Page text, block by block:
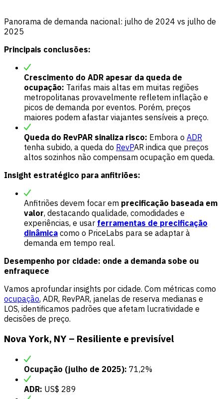
Panorama de demanda nacional: julho de 2024 vs julho de
2025
Principais conclusões:
Crescimento do ADR apesar da queda de
ocupação: Tarifas mais altas em muitas regiões
metropolitanas provavelmente refletem inflação e
picos de demanda por eventos. Porém, preços
maiores podem afastar viajantes sensíveis a preço.
Queda do RevPAR sinaliza risco: Embora o ADR
tenha subido, a queda do RevPAR indica que preços
altos sozinhos não compensam ocupação em queda.
Insight estratégico para anfitriões:
Anfitriões devem focar em precificação baseada em
valor, destacando qualidade, comodidades e
experiências, e usar ferramentas de precificação
dinâmica como o PriceLabs para se adaptar à
demanda em tempo real.
Desempenho por cidade: onde a demanda sobe ou
enfraquece
Vamos aprofundar insights por cidade. Com métricas como
ocupação, ADR, RevPAR, janelas de reserva medianas e
LOS, identificamos padrões que afetam lucratividade e
decisões de preço.
Nova York, NY – Resiliente e previsível
Ocupação (julho de 2025): 71,2%
ADR: US$ 289